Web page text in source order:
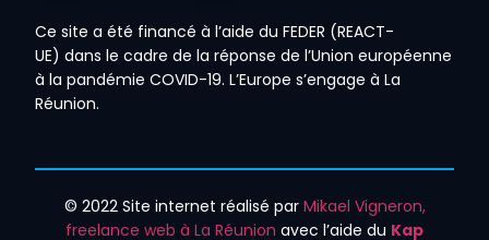
Ce site a été financé à l’aide du FEDER (REACT-
UE) dans le cadre de la réponse de l’Union européenne
à la pandémie COVID-19. L’Europe s’engage à La
Réunion.
© 2022 Site internet réalisé par Mikael Vigneron,
freelance web à La Réunion avec l’aide du Kap